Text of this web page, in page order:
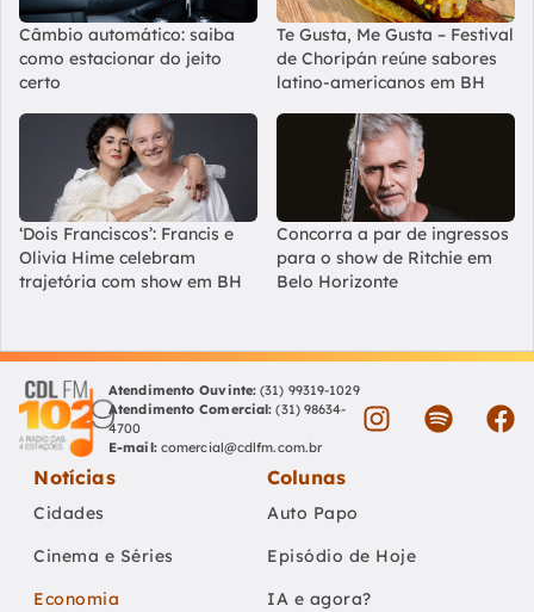
Câmbio automático: saiba
como estacionar do jeito
certo
Te Gusta, Me Gusta – Festival
de Choripán reúne sabores
latino-americanos em BH
‘Dois Franciscos’: Francis e
Olivia Hime celebram
trajetória com show em BH
Concorra a par de ingressos
para o show de Ritchie em
Belo Horizonte
Atendimento Ouvinte: (31) 99319-1029
Atendimento Comercial: (31) 98634-
4700
E-mail: comercial@cdlfm.com.br
Notícias
Cidades
Cinema e Séries
Economia
Colunas
Auto Papo
Episódio de Hoje
IA e agora?